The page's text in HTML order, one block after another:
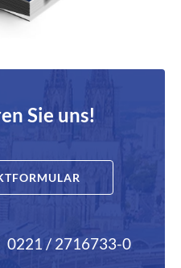
Sie uns!
0221 / 2716733-0